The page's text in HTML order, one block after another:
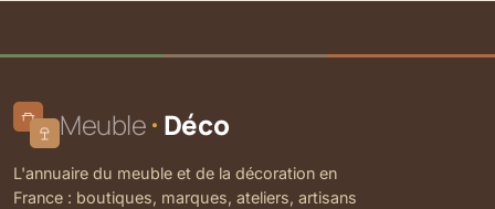
Meuble Déco
L'annuaire du meuble et de la décoration en
France : boutiques, marques, ateliers, artisans